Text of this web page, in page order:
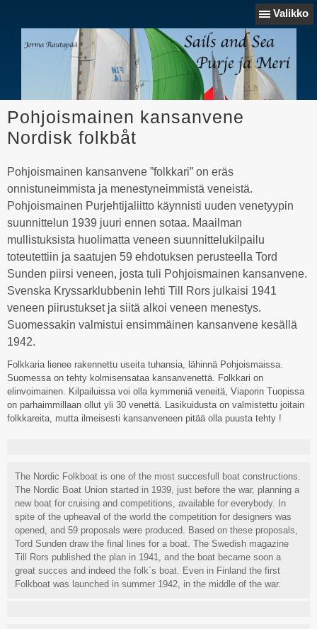
Valikko
Pohjoismainen kansanvene
Nordisk folkbåt
Pohjoismainen kansanvene ”folkkari” on eräs
onnistuneimmista ja menestyneimmistä veneistä.
Pohjoismainen Purjehtijaliitto käynnisti uuden venetyypin
suunnittelun 1939 juuri ennen sotaa. Maailman
mullistuksista huolimatta veneen suunnittelukilpailu
toteutettiin ja saatujen 59 ehdotuksen perusteella Tord
Sunden piirsi veneen, josta tuli Pohjoismainen kansanvene.
Svenska Kryssarklubbenin lehti Till Rors julkaisi 1941
veneen piirustukset ja siitä alkoi veneen menestys.
Suomessakin valmistui ensimmäinen kansanvene kesällä
1942.
Folkkaria lienee rakennettu useita tuhansia, lähinnä Pohjoismaissa.
Suomessa on tehty kolmisensataa kansanvenettä. Folkkari on
elinvoimainen. Kilpailuissa voi olla kymmeniä veneitä, Viaporin Tuopissa
on parhaimmillaan ollut yli 30 venettä. Lasikuidusta on valmistettu joitain
folkkareita, mutta ilmeisesti kansanveneen pitää olla puusta tehty !
The Nordic Folkboat is one of the most succesfull boat constructions.
The Nordic Boat Union started in 1939, just before the war, planning a
new boat for cruising and competitions, available for everybody. In
spite of the upheaval of the world the competition for designers was
opened, and 59 proposals were produced. Based on these proposals,
Tord Sunden draw the final lines for a boat. The Swedish magazine
Till Rors published the plan in 1941, and the boat became soon a
great succes and indeed the folk´s boat. Even in Finland the first
Folkboat was launched in summer 1942, in the middle of the war.